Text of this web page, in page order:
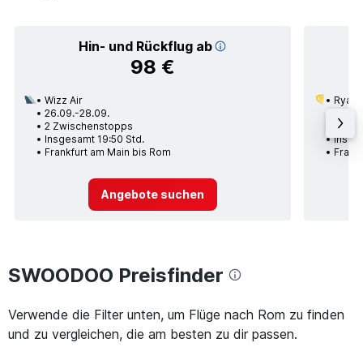
Hin- und Rückflug ab
98 €
Wizz Air
26.09.-28.09.
2 Zwischenstopps
Insgesamt 19:50 Std.
Frankfurt am Main bis Rom
Angebote suchen
1
SWOODOO Preisfinder
Verwende die Filter unten, um Flüge nach Rom zu finden
und zu vergleichen, die am besten zu dir passen.